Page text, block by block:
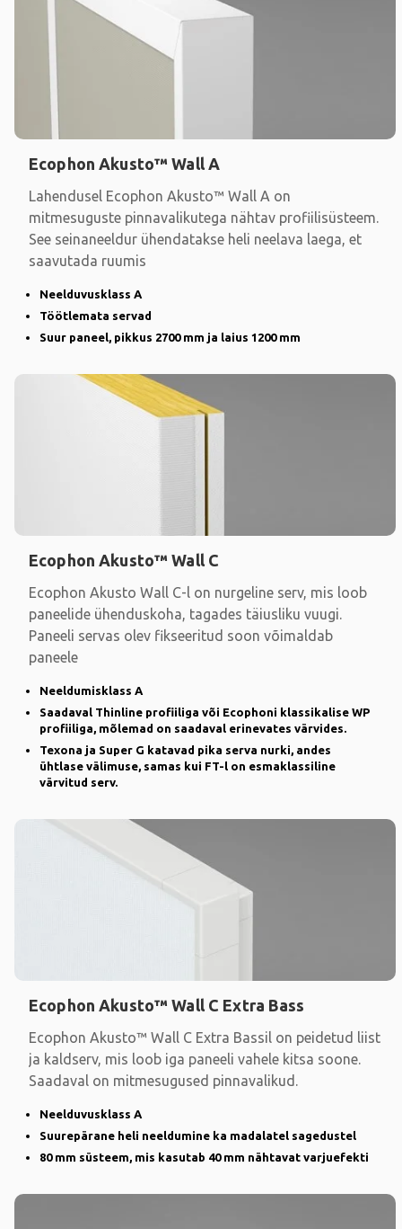
Ecophon Akusto™ Wall A
Lahendusel Ecophon Akusto™ Wall A on
mitmesuguste pinnavalikutega nähtav profiilisüsteem.
See seinaneeldur ühendatakse heli neelava laega, et
saavutada ruumis
Neelduvusklass A
Töötlemata servad
Suur paneel, pikkus 2700 mm ja laius 1200 mm
Ecophon Akusto™ Wall C
Ecophon Akusto Wall C-l on nurgeline serv, mis loob
paneelide ühenduskoha, tagades täiusliku vuugi.
Paneeli servas olev fikseeritud soon võimaldab
paneele
Neeldumisklass A
Saadaval Thinline profiiliga või Ecophoni klassikalise WP
profiiliga, mõlemad on saadaval erinevates värvides.
Texona ja Super G katavad pika serva nurki, andes
ühtlase välimuse, samas kui FT-l on esmaklassiline
värvitud serv.
Ecophon Akusto™ Wall C Extra Bass
Ecophon Akusto™ Wall C Extra Bassil on peidetud liist
ja kaldserv, mis loob iga paneeli vahele kitsa soone.
Saadaval on mitmesugused pinnavalikud.
Neelduvusklass A
Suurepärane heli neeldumine ka madalatel sagedustel
80 mm süsteem, mis kasutab 40 mm nähtavat varjuefekti